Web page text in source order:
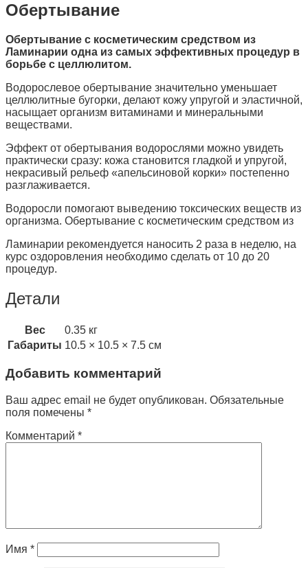
Обертывание
Обертывание с косметическим средством из
Ламинарии одна из самых эффективных процедур в
борьбе с целлюлитом.
Водорослевое обертывание значительно уменьшает
целлюлитные бугорки, делают кожу упругой и эластичной,
насыщает организм витаминами и минеральными
веществами.
Эффект от обертывания водорослями можно увидеть
практически сразу: кожа становится гладкой и упругой,
некрасивый рельеф «апельсиновой корки» постепенно
разглаживается.
Водоросли помогают выведению токсических веществ из
организма. Обертывание с косметическим средством из
Ламинарии рекомендуется наносить 2 раза в неделю, на
курс оздоровления необходимо сделать от 10 до 20
процедур.
Детали
Вес
0.35 кг
Габариты 10.5 × 10.5 × 7.5 см
Добавить комментарий
Ваш адрес email не будет опубликован. Обязательные
поля помечены *
Комментарий *
Имя *